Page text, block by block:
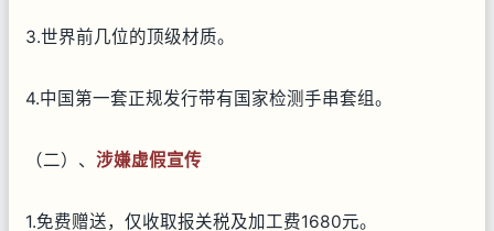
3.世界前几位的顶级材质。
4.中国第一套正规发行带有国家检测手串套组。
（二）、 涉嫌虚假宣传
1.免费赠送，仅收取报关税及加工费1680元。